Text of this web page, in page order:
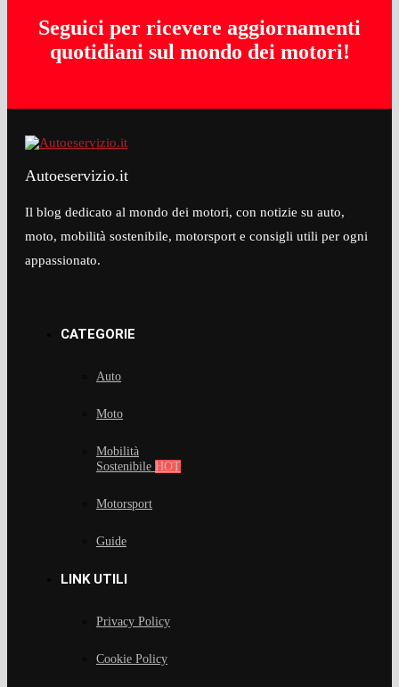
Seguici per ricevere aggiornamenti
quotidiani sul mondo dei motori!
Autoeservizio.it
Il blog dedicato al mondo dei motori, con notizie su auto,
moto, mobilità sostenibile, motorsport e consigli utili per ogni
appassionato.​
CATEGORIE
Auto
Moto
Mobilità
Sostenibile HOT
Motorsport
Guide
LINK UTILI
Privacy Policy
Cookie Policy